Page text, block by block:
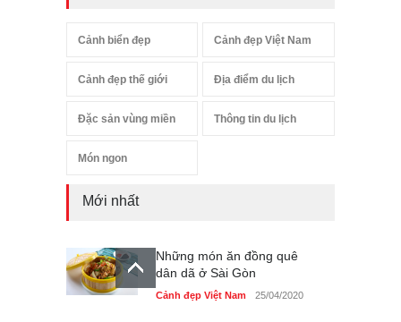
Cảnh biển đẹp Cảnh đẹp Việt Nam
Cảnh đẹp thế giới Địa điểm du lịch
Đặc sản vùng miền Thông tin du lịch
Món ngon
Mới nhất
Những món ăn đồng quê
dân dã ở Sài Gòn
Cảnh đẹp Việt Nam 25/04/2020